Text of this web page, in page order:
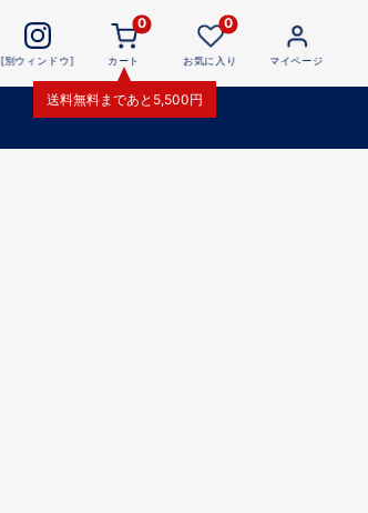
[別ウィンドウ]
0
カート
送料無料まであと 5,500円
0
お気に入り マイページ